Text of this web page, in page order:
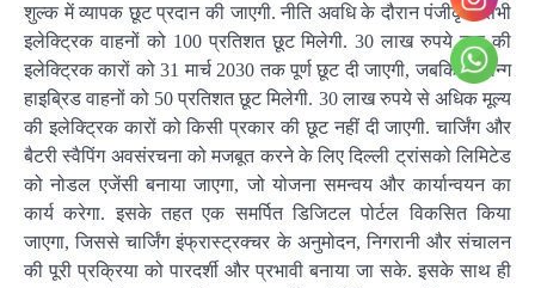
शुल्क में व्यापक छूट प्रदान की जाएगी. नीति अवधि के दौरान पंजीकृत सभी
इलेक्ट्रिक वाहनों को 100 प्रतिशत छूट मिलेगी. 30 लाख रुपये तक की
इलेक्ट्रिक कारों को 31 मार्च 2030 तक पूर्ण छूट दी जाएगी, जबकि स्ट्रॉन्ग
हाइब्रिड वाहनों को 50 प्रतिशत छूट मिलेगी. 30 लाख रुपये से अधिक मूल्य
की इलेक्ट्रिक कारों को किसी प्रकार की छूट नहीं दी जाएगी. चार्जिंग और
बैटरी स्वैपिंग अवसंरचना को मजबूत करने के लिए दिल्ली ट्रांसको लिमिटेड
को नोडल एजेंसी बनाया जाएगा, जो योजना समन्वय और कार्यान्वयन का
कार्य करेगा. इसके तहत एक समर्पित डिजिटल पोर्टल विकसित किया
जाएगा, जिससे चार्जिंग इंफ्रास्ट्रक्चर के अनुमोदन, निगरानी और संचालन
की पूरी प्रक्रिया को पारदर्शी और प्रभावी बनाया जा सके. इसके साथ ही